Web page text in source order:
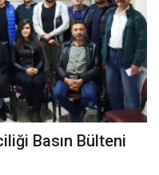
Basın Bülteni